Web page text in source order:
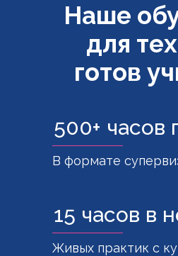
Наше
для
готов
В формате
500+ часов
Живых практик с
15 часов в